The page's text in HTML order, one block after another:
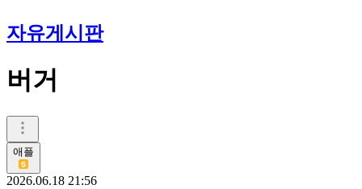
자유게시판
버거
애플
2026.06.18 21:56